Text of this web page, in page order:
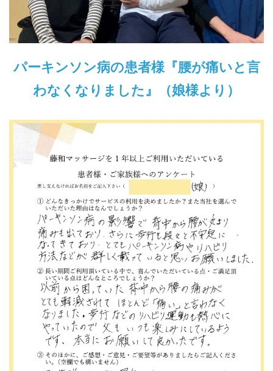
パーキンソン病の患者様『腰が痛いと言
わなくなりました』（娘様より）